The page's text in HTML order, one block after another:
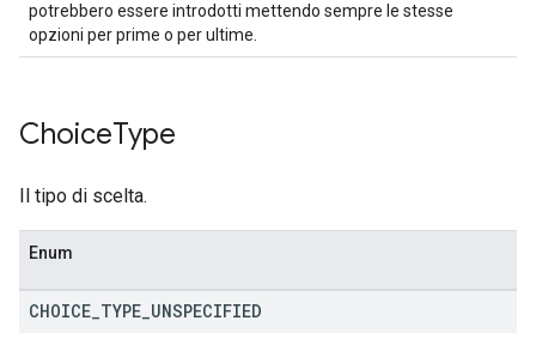
potrebbero essere introdotti mettendo sempre le stesse
opzioni per prime o per ultime.
ChoiceType
Il tipo di scelta.
Enum
CHOICE TYPE UNSPECIFIED